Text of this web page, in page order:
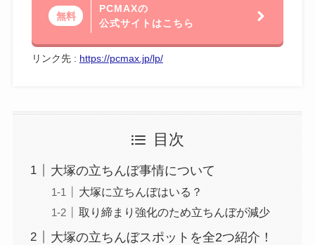
無料
PCMAXの
公式サイトはこちら
リンク先 : https://pcmax.jp/lp/
目次
大塚の立ちんぼ事情について
大塚に立ちんぼはいる？
取り締まり強化のため立ちんぼが減少
大塚の立ちんぼスポットを全2つ紹介！